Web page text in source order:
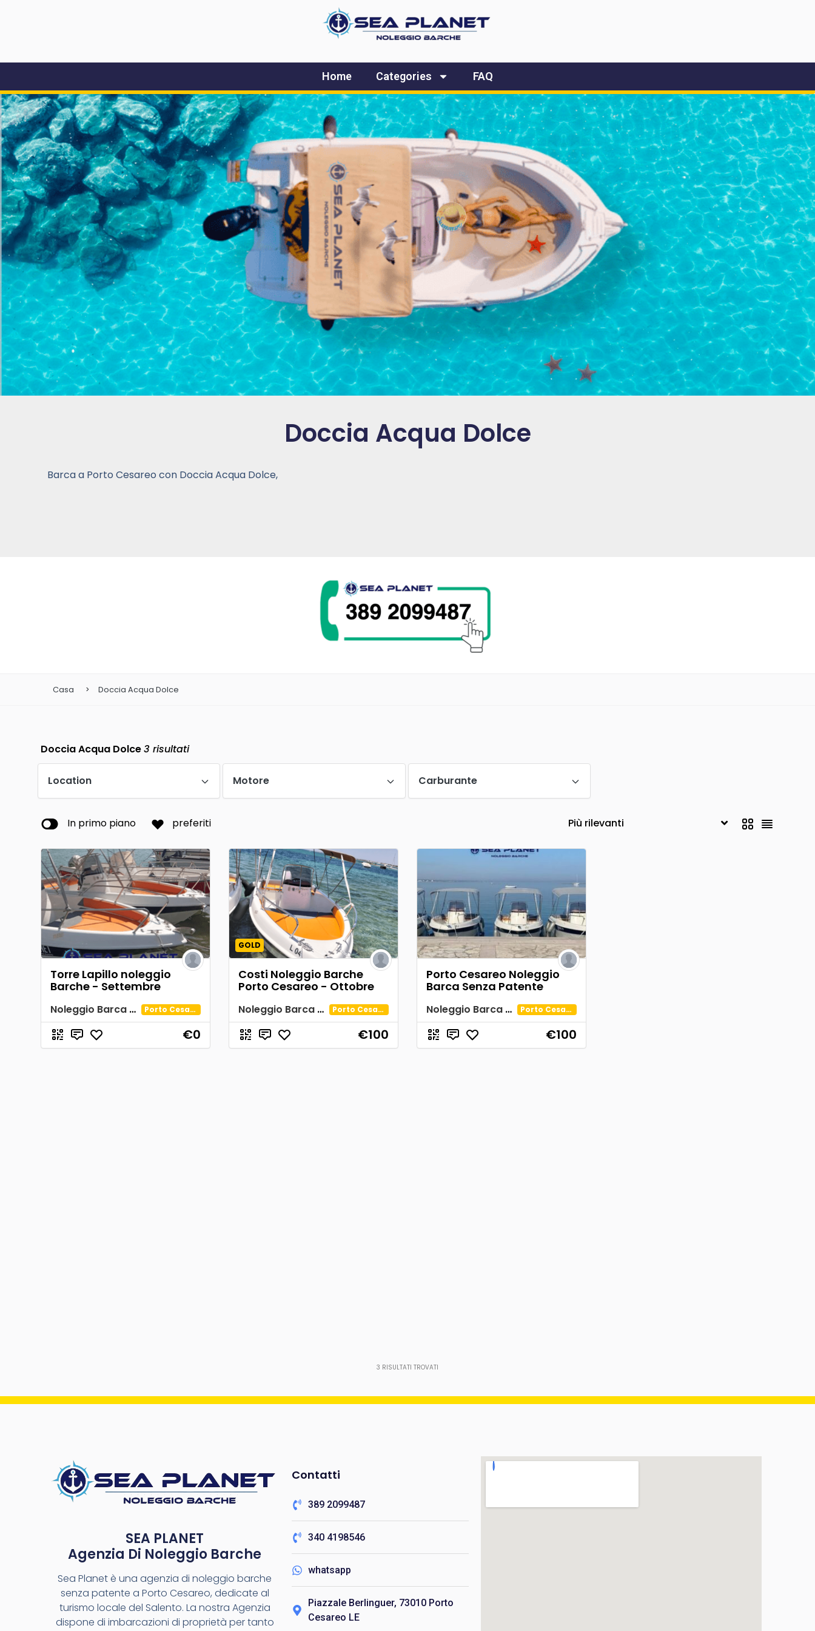
Home Categories FAQ
Doccia Acqua Dolce
Barca a Porto Cesareo con Doccia Acqua Dolce,
Casa Doccia Acqua Dolce
Doccia Acqua Dolce3 risultati
Location Motore Carburante
In primo piano preferiti
Torre Lapillo noleggio
Barche - Settembre
Noleggio Barca Spiaggia Tabù Porto Cesareo
€0
GOLD
Costi Noleggio Barche
Porto Cesareo - Ottobre
Noleggio Barca Spiaggia Tabù Porto Cesareo
€100
Porto Cesareo Noleggio
Barca Senza Patente
Noleggio Barca Senza Patente Porto Cesareo Porto Cesareo
€100
3 RISULTATI TROVATI
SEA PLANET
Agenzia Di Noleggio Barche
Sea Planet è una agenzia di noleggio barche
senza patente a Porto Cesareo, dedicate al
turismo locale del Salento. La nostra Agenzia
dispone di imbarcazioni di proprietà per tanto
Contatti
389 2099487
340 4198546
whatsapp
Piazzale Berlinguer, 73010 Porto
Cesareo LE